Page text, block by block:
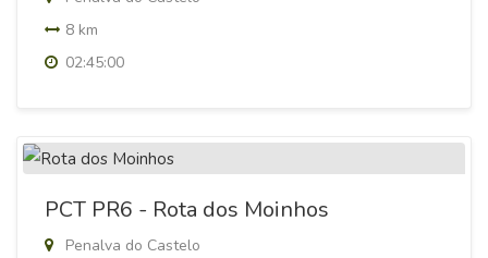
8 km
02:45:00
PCT PR6 - Rota dos Moinhos
Penalva do Castelo